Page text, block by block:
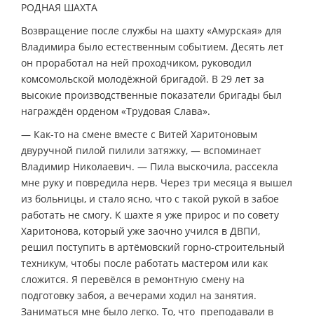
РОДНАЯ ШАХТА
Возвращение после службы на шахту «Амурская» для
Владимира было естественным событием. Десять лет
он проработал на ней проходчиком, руководил
комсомольской молодёжной бригадой. В 29 лет за
высокие производственные показатели бригады был
награждён орденом «Трудовая Слава».
— Как-то на смене вместе с Витей Харитоновым
двуручной пилой пилили затяжку, — вспоминает
Владимир Николаевич. — Пила выскочила, рассекла
мне руку и повредила нерв. Через три месяца я вышел
из больницы, и стало ясно, что с такой рукой в забое
работать не смогу. К шахте я уже прирос и по совету
Харитонова, который уже заочно учился в ДВПИ,
решил поступить в артёмовский горно-строительный
техникум, чтобы после работать мастером или как
сложится. Я перевёлся в ремонтную смену на
подготовку забоя, а вечерами ходил на занятия.
Заниматься мне было легко. То, что преподавали в